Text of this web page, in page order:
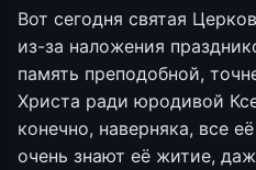
Вот сегодня святая
из-за наложения
память преподобной,
Христа ради юродивой
конечно, наверняка, все
очень знают её житие,